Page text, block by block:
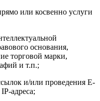
или косвенно услуги
основания,
торговой марки,
и т.п.;
и/или проведения E-
адреса;